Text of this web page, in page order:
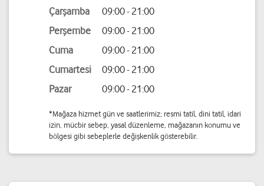
Çarşamba
09:00 - 21:00
Perşembe
09:00 - 21:00
Cuma
09:00 - 21:00
Cumartesi
09:00 - 21:00
Pazar
09:00 - 21:00
*Mağaza hizmet gün ve saatlerimiz; resmi tatil, dini tatil, idari
izin, mücbir sebep, yasal düzenleme, mağazanın konumu ve
bölgesi gibi sebeplerle değişkenlik gösterebilir.